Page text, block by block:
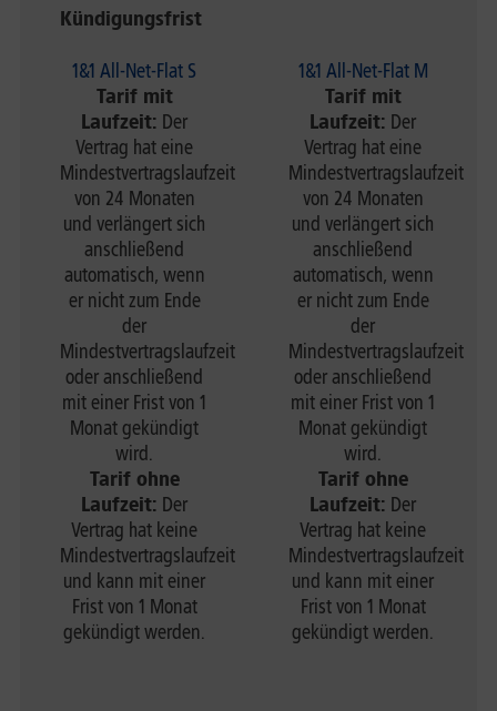
Kündigungsfrist
1&1 All-Net-Flat S
Tarif mit
Laufzeit: Der
Vertrag hat eine
Mindestvertragslaufzeit
von 24 Monaten
und verlängert sich
anschließend
automatisch, wenn
er nicht zum Ende
der
Mindestvertragslaufzeit
oder anschließend
mit einer Frist von 1
Monat gekündigt
wird.
Tarif ohne
Laufzeit: Der
Vertrag hat keine
Mindestvertragslaufzeit
und kann mit einer
Frist von 1 Monat
gekündigt werden.
1&1 All-Net-Flat M
Tarif mit
Laufzeit: Der
Vertrag hat eine
Mindestvertragslaufzeit
von 24 Monaten
und verlängert sich
anschließend
automatisch, wenn
er nicht zum Ende
der
Mindestvertragslaufzeit
oder anschließend
mit einer Frist von 1
Monat gekündigt
wird.
Tarif ohne
Laufzeit: Der
Vertrag hat keine
Mindestvertragslaufzeit
und kann mit einer
Frist von 1 Monat
gekündigt werden.